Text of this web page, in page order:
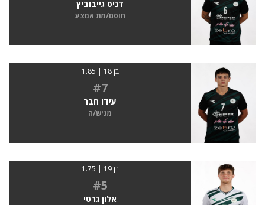
דניס גייבוביץ
חוסם/מת אמצע
בן 18 | 1.85
#7
עידו חבר
מגיש/ה
בן 19 | 1.75
#5
אלון גרטי